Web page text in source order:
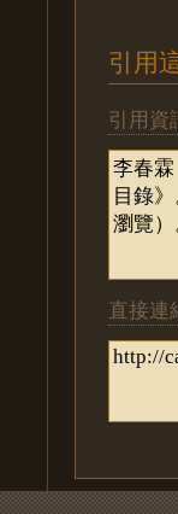
引用
引用資
直接連